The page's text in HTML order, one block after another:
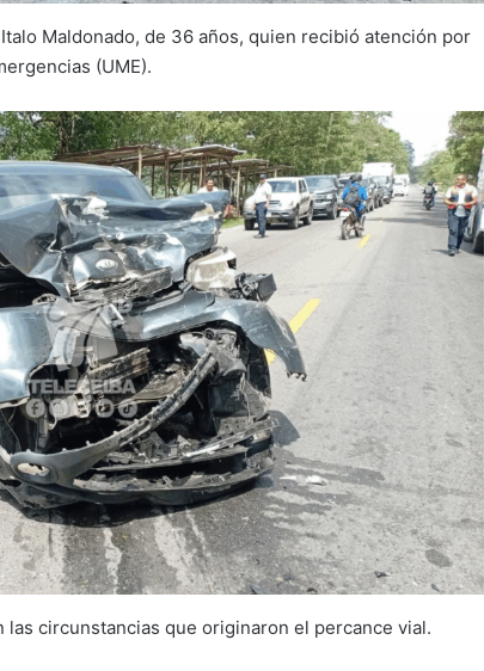
Maldonado, de 36 años, quien recibió atención por
(UME).
circunstancias que originaron el percance vial.